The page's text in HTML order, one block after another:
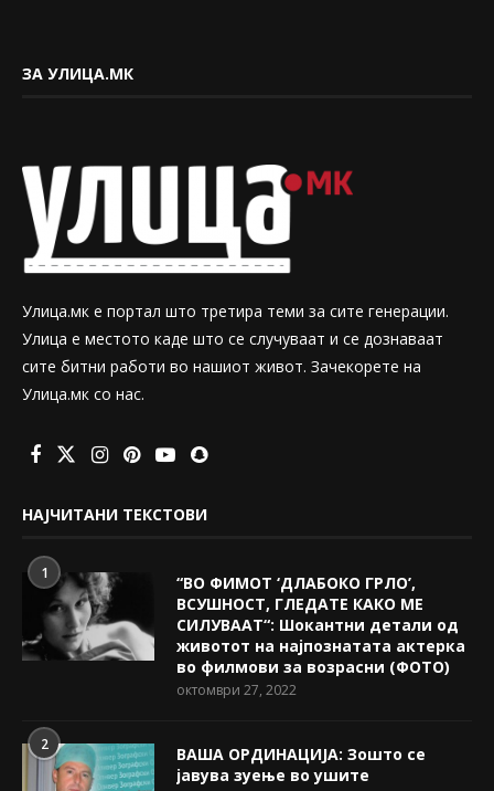
ЗА УЛИЦА.МК
Улица.мк е портал што третира теми за сите генерации.
Улица е местото каде што се случуваат и се дознаваат
сите битни работи во нашиот живот. Зачекорете на
Улица.мк со нас.
НАЈЧИТАНИ ТЕКСТОВИ
1
“ВО ФИМОТ ‘ДЛАБОКО ГРЛО’,
ВСУШНОСТ, ГЛЕДАТЕ КАКО МЕ
СИЛУВААТ“: Шокантни детали од
животот на најпознатата актерка
во филмови за возрасни (ФОТО)
октомври 27, 2022
2
ВАША ОРДИНАЦИЈА: Зошто се
јавува зуење во ушите